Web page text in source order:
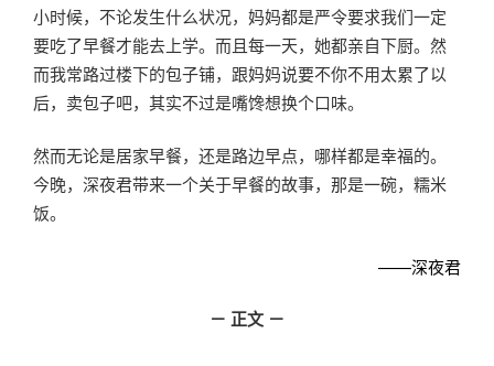
小时候，不论发生什么状况，妈妈都是严令要求我们一定
要吃了早餐才能去上学。而且每一天，她都亲自下厨。然
而我常路过楼下的包子铺，跟妈妈说要不你不用太累了以
后，卖包子吧，其实不过是嘴馋想换个口味。
然而无论是居家早餐，还是路边早点，哪样都是幸福的。
今晚，深夜君带来一个关于早餐的故事，那是一碗，糯米
饭。
——深夜君
－ 正文 －